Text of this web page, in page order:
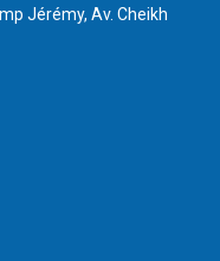
Jérémy, Av. Cheikh